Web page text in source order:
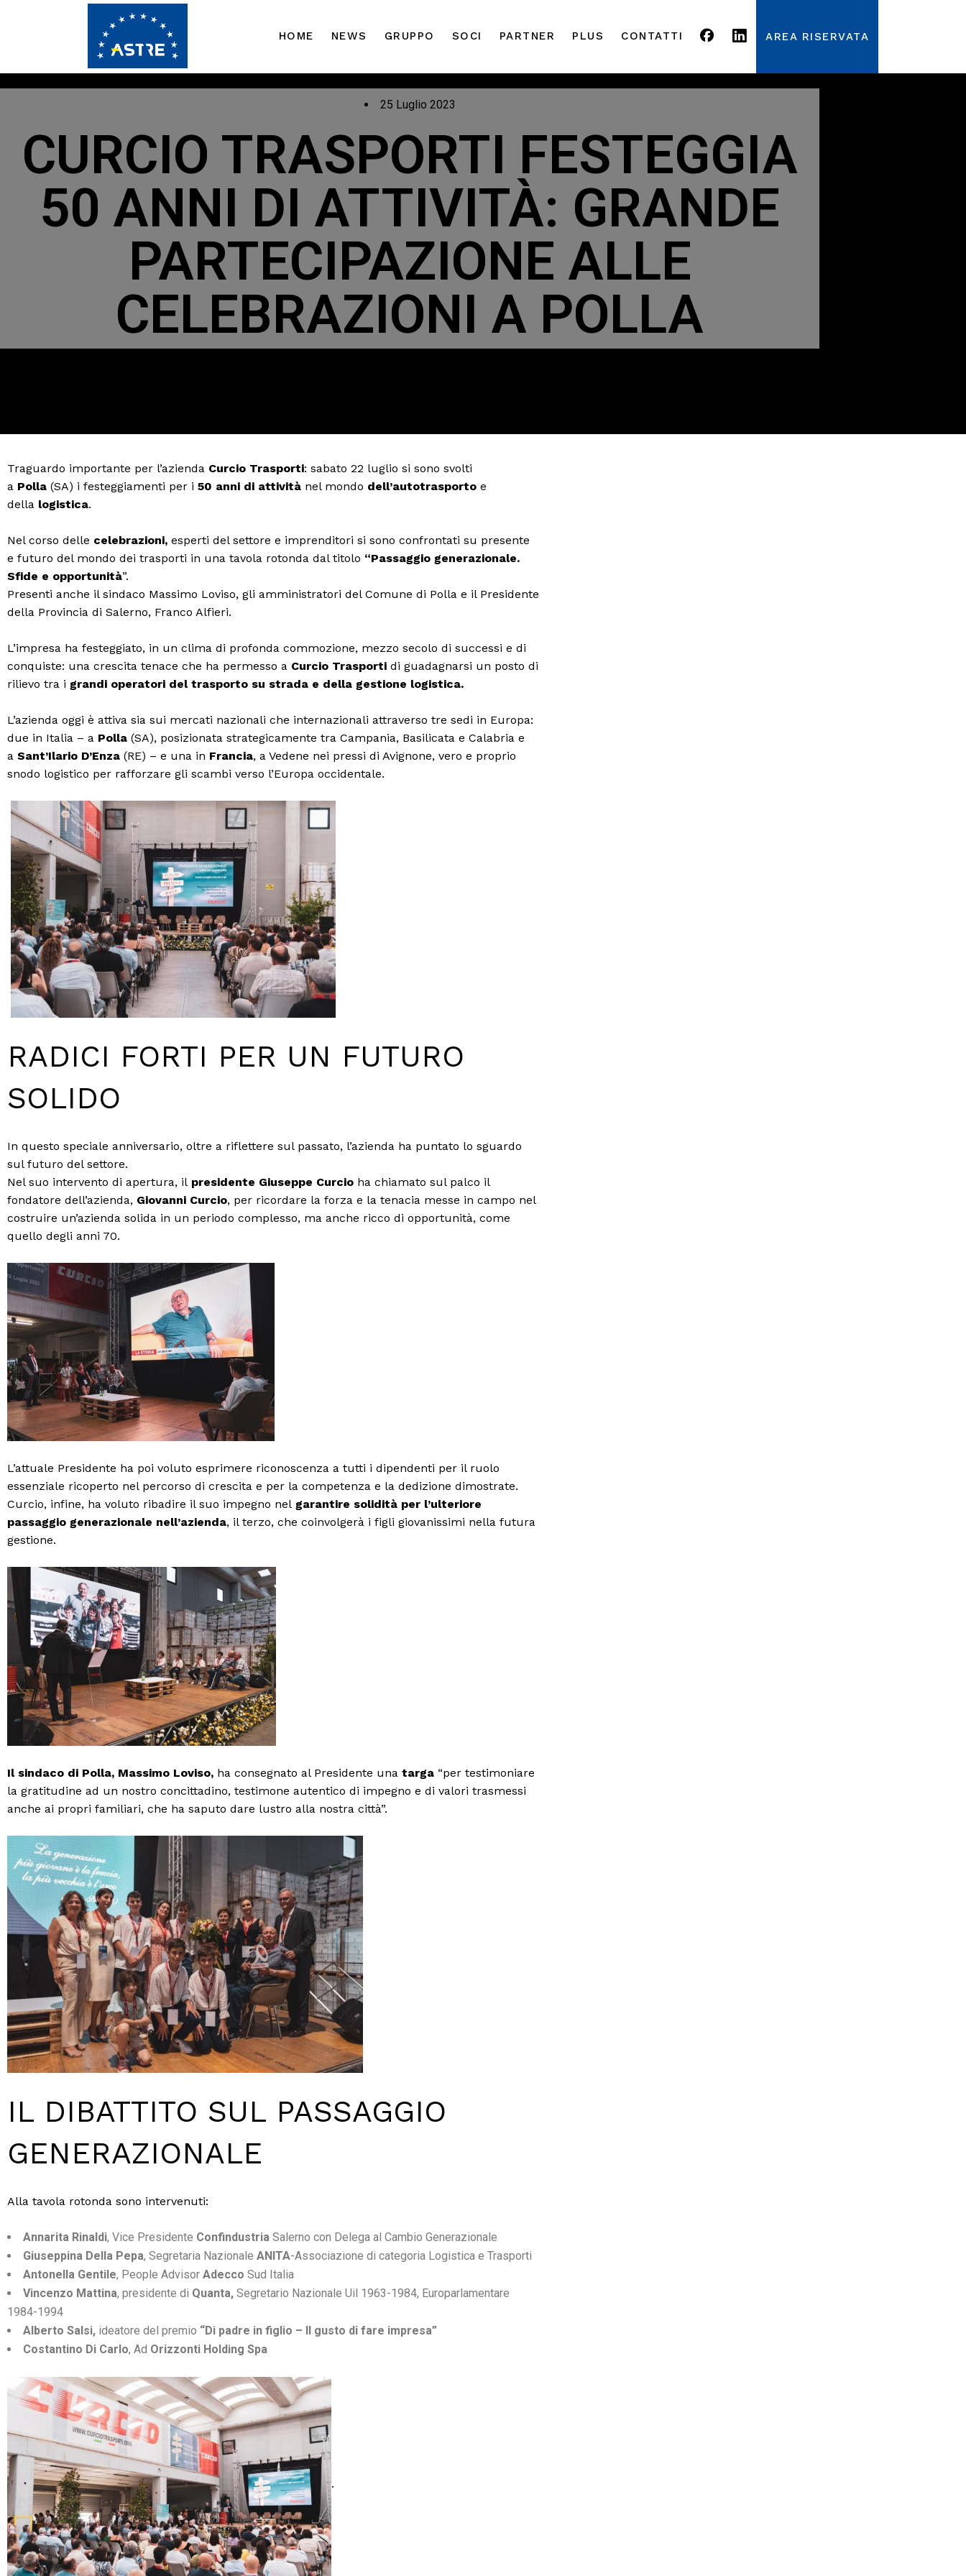
HOME NEWS GRUPPO SOCI PARTNER PLUS CONTATTI AREA RISERVATA
25 Luglio 2023
CURCIO TRASPORTI FESTEGGIA
50 ANNI DI ATTIVITÀ: GRANDE
PARTECIPAZIONE ALLE
CELEBRAZIONI A POLLA
Traguardo importante per l’azienda Curcio Trasporti: sabato 22 luglio si sono svolti
a Polla (SA) i festeggiamenti per i 50 anni di attività nel mondo dell’autotrasporto e
della logistica.
Nel corso delle celebrazioni, esperti del settore e imprenditori si sono confrontati su presente
e futuro del mondo dei trasporti in una tavola rotonda dal titolo “Passaggio generazionale.
Sfide e opportunità”.
Presenti anche il sindaco Massimo Loviso, gli amministratori del Comune di Polla e il Presidente
della Provincia di Salerno, Franco Alfieri.
L’impresa ha festeggiato, in un clima di profonda commozione, mezzo secolo di successi e di
conquiste: una crescita tenace che ha permesso a Curcio Trasporti di guadagnarsi un posto di
rilievo tra i grandi operatori del trasporto su strada e della gestione logistica.
L’azienda oggi è attiva sia sui mercati nazionali che internazionali attraverso tre sedi in Europa:
due in Italia – a Polla (SA), posizionata strategicamente tra Campania, Basilicata e Calabria e
a Sant’Ilario D’Enza (RE) – e una in Francia, a Vedene nei pressi di Avignone, vero e proprio
snodo logistico per rafforzare gli scambi verso l’Europa occidentale.
RADICI FORTI PER UN FUTURO
SOLIDO
In questo speciale anniversario, oltre a riflettere sul passato, l’azienda ha puntato lo sguardo
sul futuro del settore.
Nel suo intervento di apertura, il presidente Giuseppe Curcio ha chiamato sul palco il
fondatore dell’azienda, Giovanni Curcio, per ricordare la forza e la tenacia messe in campo nel
costruire un’azienda solida in un periodo complesso, ma anche ricco di opportunità, come
quello degli anni 70.
L’attuale Presidente ha poi voluto esprimere riconoscenza a tutti i dipendenti per il ruolo
essenziale ricoperto nel percorso di crescita e per la competenza e la dedizione dimostrate.
Curcio, infine, ha voluto ribadire il suo impegno nel garantire solidità per l’ulteriore
passaggio generazionale nell’azienda, il terzo, che coinvolgerà i figli giovanissimi nella futura
gestione.
Il sindaco di Polla, Massimo Loviso, ha consegnato al Presidente una targa “per testimoniare
la gratitudine ad un nostro concittadino, testimone autentico di impegno e di valori trasmessi
anche ai propri familiari, che ha saputo dare lustro alla nostra città”.
IL DIBATTITO SUL PASSAGGIO
GENERAZIONALE
Alla tavola rotonda sono intervenuti:
Annarita Rinaldi, Vice Presidente Confindustria Salerno con Delega al Cambio Generazionale
Giuseppina Della Pepa, Segretaria Nazionale ANITA-Associazione di categoria Logistica e Trasporti
Antonella Gentile, People Advisor Adecco Sud Italia
Vincenzo Mattina, presidente di Quanta, Segretario Nazionale Uil 1963-1984, Europarlamentare
1984-1994
Alberto Salsi, ideatore del premio “Di padre in figlio – Il gusto di fare impresa”
Costantino Di Carlo, Ad Orizzonti Holding Spa
.